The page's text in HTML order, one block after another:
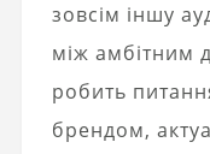
зовсім іншу
між амбітним
робить
брендом,